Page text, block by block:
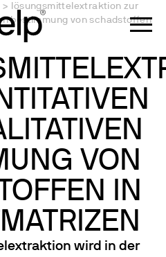
>
lösungsmittelextraktion zur
bestimmung von schadstoffen
VON
IN
wird in der